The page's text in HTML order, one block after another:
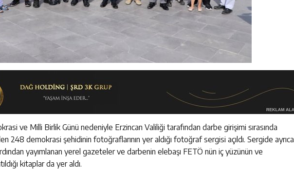
ve Milli Birlik Günü nedeniyle Erzincan Valiliği tarafından darbe girişimi sırasında
248 demokrasi şehidinin fotoğraflarının yer aldığı fotoğraf sergisi açıldı. Sergide ayrıca
yayımlanan yerel gazeteler ve darbenin elebaşı FETÖ nün iç yüzünün ve
kitaplar da yer aldı.